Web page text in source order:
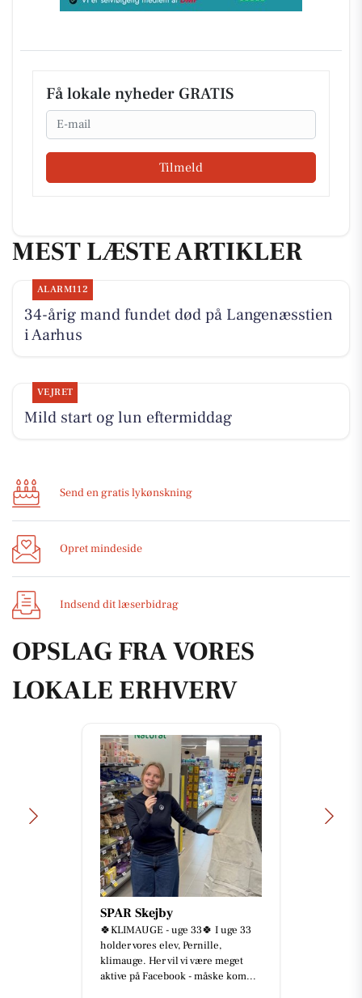
Få lokale nyheder GRATIS
Email
Tilmeld
MEST LÆSTE ARTIKLER
ALARM112
34-årig mand fundet død på Langenæsstien
i Aarhus
VEJRET
Mild start og lun eftermiddag
Send en gratis lykønskning
Opret mindeside
Indsend dit læserbidrag
OPSLAG FRA VORES
LOKALE ERHVERV
SPAR Skejby
🍀KLIMAUGE - uge 33🍀 I uge 33
holder vores elev, Pernille,
klimauge. Her vil vi være meget
aktive på Facebook - måske kom...